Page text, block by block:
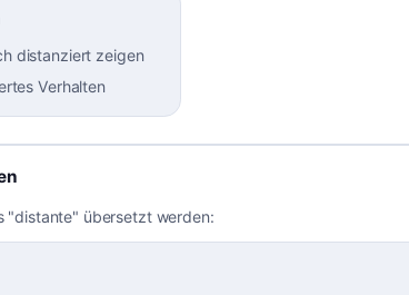
distanziert zeigen
Verhalten
"distante" übersetzt werden: